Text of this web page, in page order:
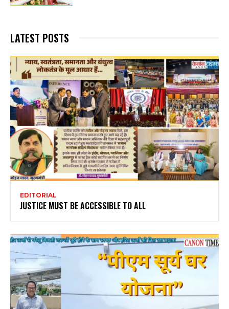
LATEST POSTS
EDITORIAL
JUSTICE MUST BE ACCESSIBLE TO ALL